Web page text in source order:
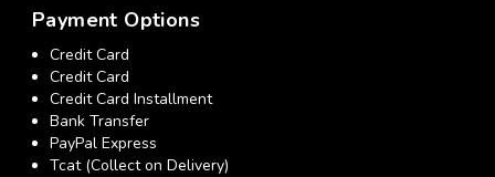
Payment Options
Credit Card
Credit Card
Credit Card Installment
Bank Transfer
PayPal Express
Tcat (Collect on Delivery)